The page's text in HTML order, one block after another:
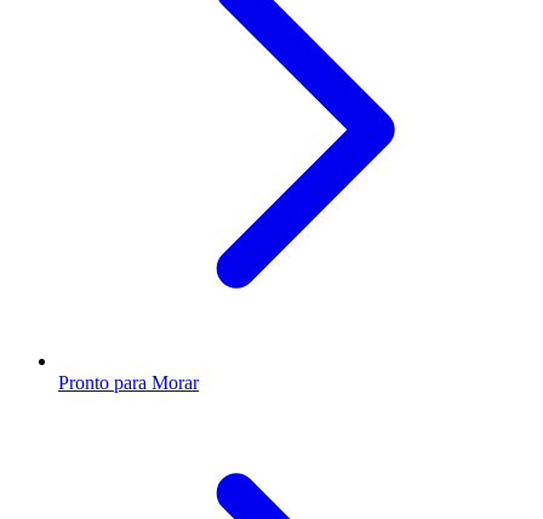
Pronto para Morar